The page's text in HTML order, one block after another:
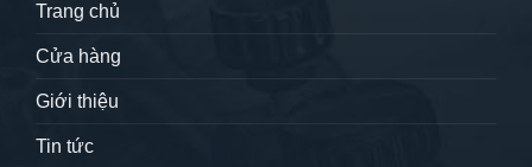
Trang chủ
Cửa hàng
Giới thiệu
Tin tức